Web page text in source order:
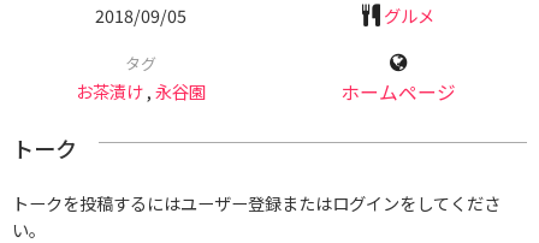
2018/09/05 グルメ
タグ
お茶漬け,永谷園 ホームページ
トーク
トークを投稿するにはユーザー登録またはログインをしてくださ
い。